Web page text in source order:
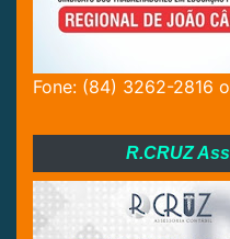
Fone: (84) 3262-2816
R.CRUZ